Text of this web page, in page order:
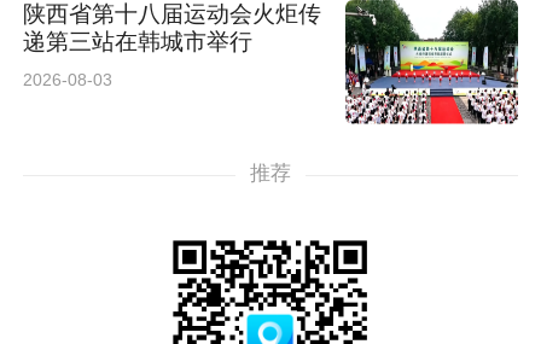
陕西省第十八届运动会火炬传
递第三站在韩城市举行
2026-08-03
推荐